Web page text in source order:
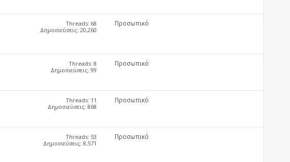
Threads: 68
Δημοσιεύσεις: 20,260
Προσωπικό
Threads: 8
Δημοσιεύσεις: 99
Προσωπικό
Threads: 11
Δημοσιεύσεις: 868
Προσωπικό
Threads: 53
Δημοσιεύσεις: 8,571
Προσωπικό